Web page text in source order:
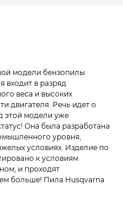
модели бензопилы
входит в разряд
веса и высоких
двигателя. Речь идет о
этой модели уже
Она была разработана
уровня,
условиях. Изделие по
к условиям
и проходят
больше! Пила Husqvarna